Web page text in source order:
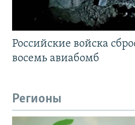
Российские войска
восемь авиабомб
Регионы